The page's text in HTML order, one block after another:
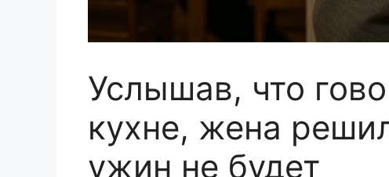
Услышав, что
кухне, жена
ужин не будет